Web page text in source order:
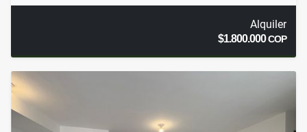
Alquiler
$1.800.000COP